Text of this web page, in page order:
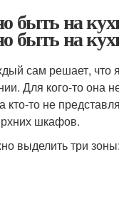
быть на
быть на
сам решает, что
Для кого-то она
кто-то не
шкафов.
выделить три зоны: